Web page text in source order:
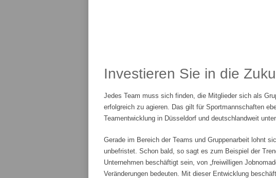
Investieren Sie in die
Jedes Team muss sich finden, die Mitglieder sich als
erfolgreich zu agieren. Das gilt für Sportmannschaften
Teamentwicklung in Düsseldorf und deutschlandweit
Gerade im Bereich der Teams und Gruppenarbeit lohnt
unbefristet. Schon bald, so sagt es zum Beispiel der
Unternehmen beschäftigt sein, von „freiwilligen
Veränderungen bedeuten. Mit dieser Entwicklung